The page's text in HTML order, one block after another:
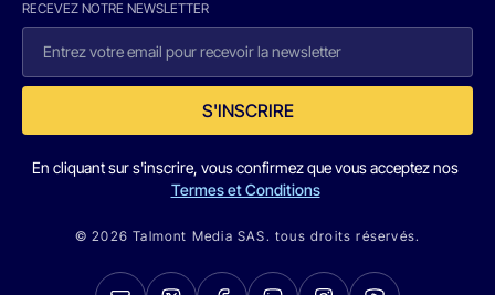
RECEVEZ NOTRE NEWSLETTER
S'INSCRIRE
En cliquant sur s'inscrire, vous confirmez que vous acceptez nos
Termes et Conditions
© 2026 Talmont Media SAS. tous droits réservés.